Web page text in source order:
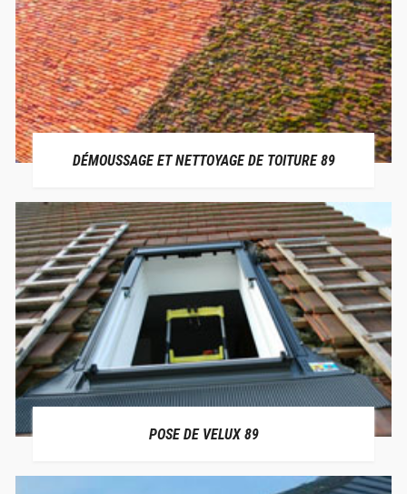
DÉMOUSSAGE ET NETTOYAGE DE TOITURE 89
POSE DE VELUX 89